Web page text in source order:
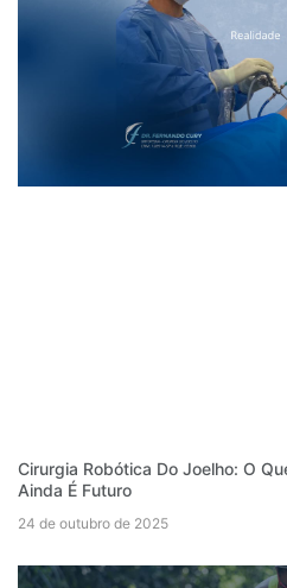
Cirurgia Robótica Do Joelho: O
Ainda É Futuro
24 de outubro de 2025